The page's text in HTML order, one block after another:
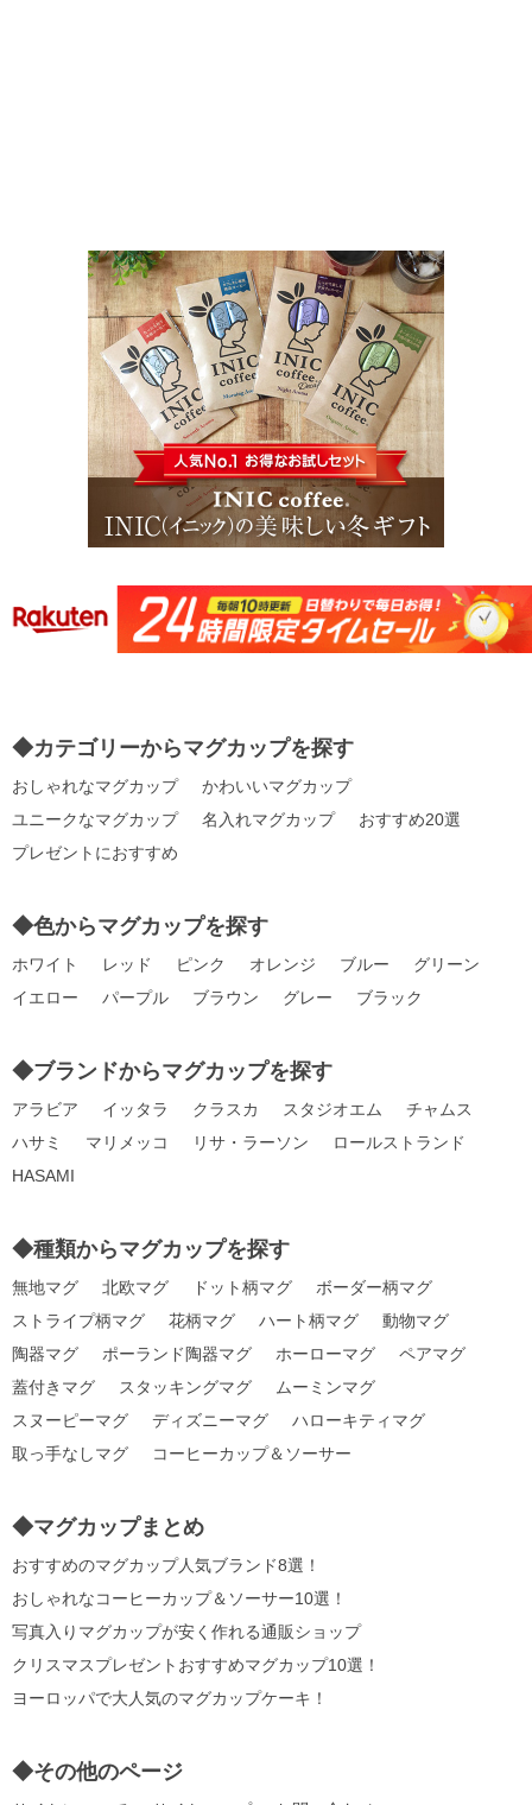
◆カテゴリーからマグカップを探す
おしゃれなマグカップ
かわいいマグカップ
ユニークなマグカップ
名入れマグカップ
おすすめ20選
プレゼントにおすすめ
◆色からマグカップを探す
ホワイト レッド ピンク オレンジ ブルー
グリーン
イエロー
パープル ブラウン グレー ブラック
◆ブランドからマグカップを探す
アラビア イッタラ クラスカ スタジオエム
チャムス
ハサミ
マリメッコ リサ・ラーソン
ロールストランド
HASAMI
◆種類からマグカップを探す
無地マグ 北欧マグ ドット柄マグ
ボーダー柄マグ
ストライプ柄マグ
花柄マグ ハート柄マグ
動物マグ
陶器マグ
ポーランド陶器マグ ホーローマグ
ペアマグ
蓋付きマグ
スタッキングマグ
ムーミンマグ
スヌーピーマグ
ディズニーマグ
ハローキティマグ
取っ手なしマグ
コーヒーカップ＆ソーサー
◆マグカップまとめ
おすすめのマグカップ人気ブランド8選！
おしゃれなコーヒーカップ＆ソーサー10選！
写真入りマグカップが安く作れる通販ショップ
クリスマスプレゼントおすすめマグカップ10選！
ヨーロッパで大人気のマグカップケーキ！
◆その他のページ